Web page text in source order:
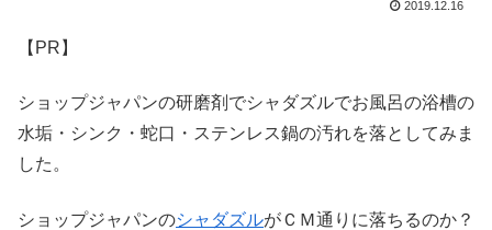
2019.12.16
【PR】
ショップジャパンの研磨剤でシャダズルでお風呂の浴槽の
水垢・シンク・蛇口・ステンレス鍋の汚れを落としてみま
した。
ショップジャパンのシャダズルがＣＭ通りに落ちるのか？